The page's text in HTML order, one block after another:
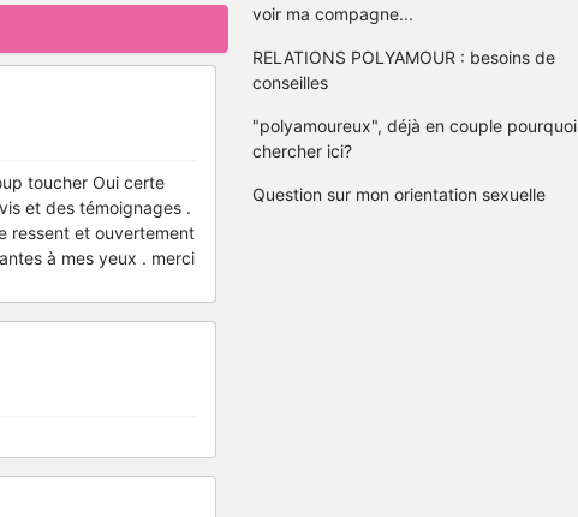
toucher Oui certe
et des témoignages .
ressent et ouvertement
à mes yeux . merci
voir ma compagne...
RELATIONS POLYAMOUR : besoins de
conseilles
"polyamoureux", déjà en couple pourquoi
chercher ici?
Question sur mon orientation sexuelle